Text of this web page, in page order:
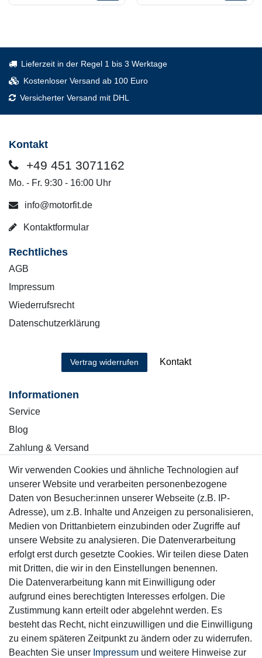
Lieferzeit in der Regel 1 bis 3 Werktage
Kostenloser Versand ab 100 Euro
Versicherter Versand mit DHL
Kontakt
+49 451 3071162
Mo. - Fr. 9:30 - 16:00 Uhr
info@motorfit.de
Kontaktformular
Rechtliches
AGB
Impressum
Wiederrufsrecht
Datenschutzerklärung
Vertrag widerrufen Kontakt
Informationen
Service
Blog
Zahlung & Versand
Sicher einkaufen
Mitglied
Motor-Fit
© Copyright 2026 | Alle Rechte vorbehalten.
Wir verwenden Cookies und ähnliche Technologien auf
unserer Website und verarbeiten personenbezogene
Daten von Besucher:innen unserer Webseite (z.B. IP-
Adresse), um z.B. Inhalte und Anzeigen zu personalisieren,
Medien von Drittanbietern einzubinden oder Zugriffe auf
unsere Website zu analysieren. Die Datenverarbeitung
erfolgt erst durch gesetzte Cookies. Wir teilen diese Daten
mit Dritten, die wir in den Einstellungen benennen.
Die Datenverarbeitung kann mit Einwilligung oder
aufgrund eines berechtigten Interesses erfolgen. Die
Zustimmung kann erteilt oder abgelehnt werden. Es
besteht das Recht, nicht einzuwilligen und die Einwilligung
zu einem späteren Zeitpunkt zu ändern oder zu widerrufen.
Beachten Sie unser Impressum und weitere Hinweise zur